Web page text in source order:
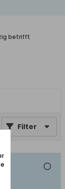
betrifft
Filter